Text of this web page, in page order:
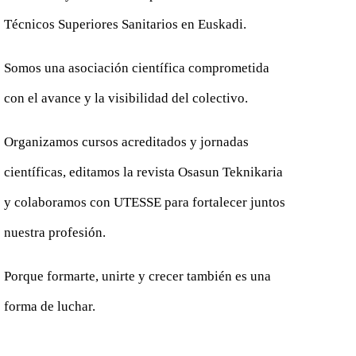
Técnicos Superiores Sanitarios en Euskadi.
Somos una asociación científica comprometida
con el avance y la visibilidad del colectivo.
Organizamos cursos acreditados y jornadas
científicas, editamos la revista Osasun Teknikaria
y colaboramos con UTESSE para fortalecer juntos
nuestra profesión.
Porque formarte, unirte y crecer también es una
forma de luchar.